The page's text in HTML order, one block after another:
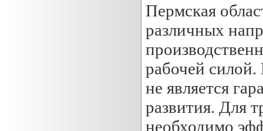
Пермская
различных
рабочей
не является
развития. Для
необходимо